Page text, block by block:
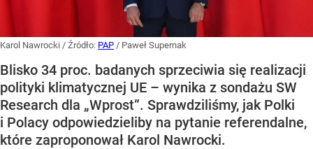
Karol Nawrocki / Źródło: PAP / Paweł Supernak
Blisko 34 proc. badanych sprzeciwia się realizacji
polityki klimatycznej UE – wynika z sondażu SW
Research dla „Wprost”. Sprawdziliśmy, jak Polki
i Polacy odpowiedzieliby na pytanie referendalne,
które zaproponował Karol Nawrocki.